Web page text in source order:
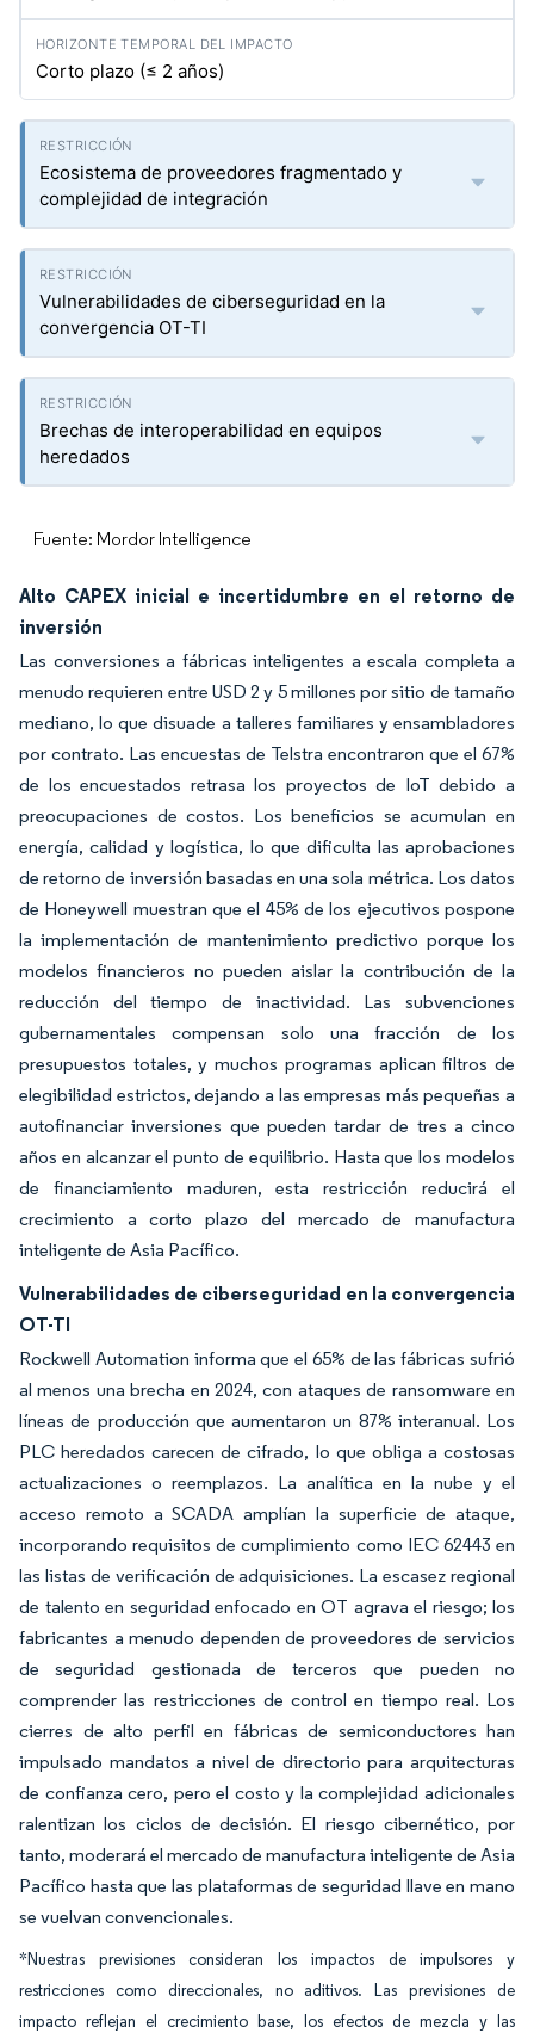
Corto plazo (≤ 2 años)
Ecosistema de proveedores fragmentado y
complejidad de integración
Vulnerabilidades de ciberseguridad en la
convergencia OT-TI
Brechas de interoperabilidad en equipos
heredados
Fuente: Mordor Intelligence
Alto CAPEX inicial e incertidumbre en el retorno de
inversión
Las conversiones a fábricas inteligentes a escala completa a
menudo requieren entre USD 2 y 5 millones por sitio de tamaño
mediano, lo que disuade a talleres familiares y ensambladores
por contrato. Las encuestas de Telstra encontraron que el 67%
de los encuestados retrasa los proyectos de IoT debido a
preocupaciones de costos. Los beneficios se acumulan en
energía, calidad y logística, lo que dificulta las aprobaciones
de retorno de inversión basadas en una sola métrica. Los datos
de Honeywell muestran que el 45% de los ejecutivos pospone
la implementación de mantenimiento predictivo porque los
modelos financieros no pueden aislar la contribución de la
reducción del tiempo de inactividad. Las subvenciones
gubernamentales compensan solo una fracción de los
presupuestos totales, y muchos programas aplican filtros de
elegibilidad estrictos, dejando a las empresas más pequeñas a
autofinanciar inversiones que pueden tardar de tres a cinco
años en alcanzar el punto de equilibrio. Hasta que los modelos
de financiamiento maduren, esta restricción reducirá el
crecimiento a corto plazo del mercado de manufactura
inteligente de Asia Pacífico.
Vulnerabilidades de ciberseguridad en la convergencia
OT-TI
Rockwell Automation informa que el 65% de las fábricas sufrió
al menos una brecha en 2024, con ataques de ransomware en
líneas de producción que aumentaron un 87% interanual. Los
PLC heredados carecen de cifrado, lo que obliga a costosas
actualizaciones o reemplazos. La analítica en la nube y el
acceso remoto a SCADA amplían la superficie de ataque,
incorporando requisitos de cumplimiento como IEC 62443 en
las listas de verificación de adquisiciones. La escasez regional
de talento en seguridad enfocado en OT agrava el riesgo; los
fabricantes a menudo dependen de proveedores de servicios
de seguridad gestionada de terceros que pueden no
comprender las restricciones de control en tiempo real. Los
cierres de alto perfil en fábricas de semiconductores han
impulsado mandatos a nivel de directorio para arquitecturas
de confianza cero, pero el costo y la complejidad adicionales
ralentizan los ciclos de decisión. El riesgo cibernético, por
tanto, moderará el mercado de manufactura inteligente de Asia
Pacífico hasta que las plataformas de seguridad llave en mano
se vuelvan convencionales.
*Nuestras previsiones consideran los impactos de impulsores y
restricciones como direccionales, no aditivos. Las previsiones de
impacto reflejan el crecimiento base, los efectos de mezcla y las